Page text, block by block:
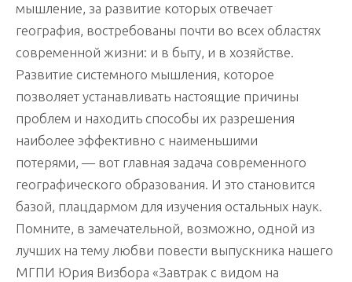
мышление, за развитие которых отвечает
география, востребованы почти во всех областях
современной жизни: и в быту, и в хозяйстве.
Развитие системного мышления, которое
позволяет устанавливать настоящие причины
проблем и находить способы их разрешения
наиболее эффективно с наименьшими
потерями, — вот главная задача современного
географического образования. И это становится
базой, плацдармом для изучения остальных наук.
Помните, в замечательной, возможно, одной из
лучших на тему любви повести выпускника нашего
МГПИ Юрия Визбора «Завтрак с видом на